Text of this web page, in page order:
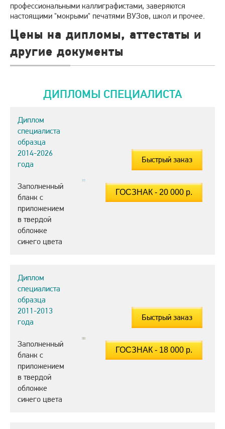
профессиональными каллиграфистами, заверяются
настоящими "мокрыми" печатями ВУЗов, школ и прочее.
Цены на дипломы, аттестаты и
другие документы
ДИПЛОМЫ СПЕЦИАЛИСТА
Диплом
специалиста
образца
2014-2026
года
Заполненный
бланк с
приложением
в твердой
обложке
синего цвета
Быстрый заказ
Диплом
специалиста
образца
2011-2013
года
Заполненный
бланк с
приложением
в твердой
обложке
синего цвета
Быстрый заказ